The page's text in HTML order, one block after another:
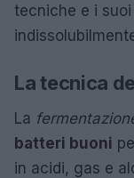
tecniche e i
La tecnica
La
batteri buoni
in acidi, gas e